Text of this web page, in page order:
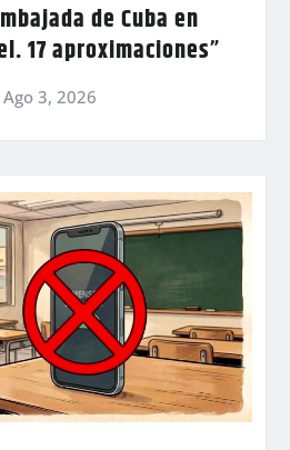
de Cuba en
17 aproximaciones”
Ago 3, 2026